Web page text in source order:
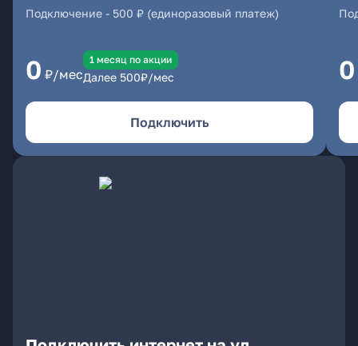
Подключение - 500 ₽ (единоразовый платеж)
0 ₽/мес
1 месяц по акции
Далее 500₽/мес
Подключить
0